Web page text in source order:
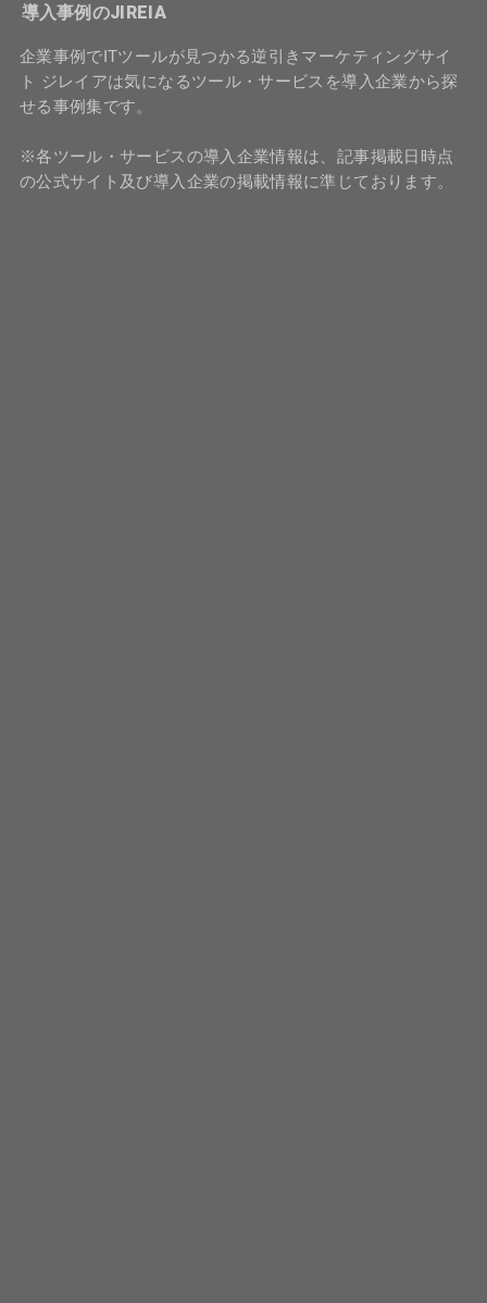
導入事例のJIREIA
企業事例でITツールが見つかる逆引きマーケティングサイ
ト ジレイアは気になるツール・サービスを導入企業から探
せる事例集です。
※各ツール・サービスの導入企業情報は、記事掲載日時点
の公式サイト及び導入企業の掲載情報に準じております。